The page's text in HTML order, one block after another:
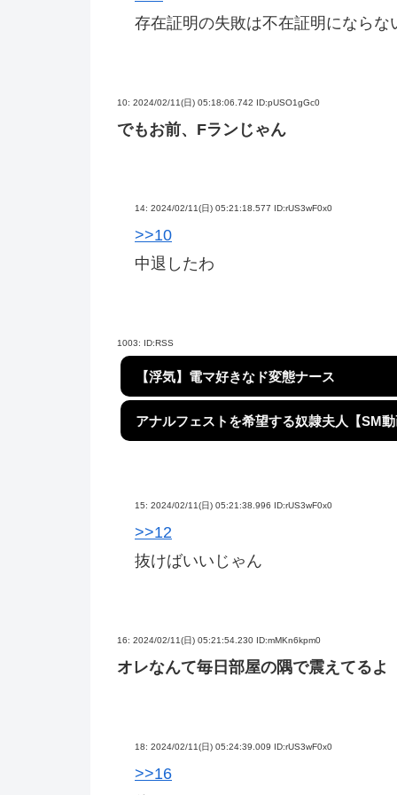
存在証明の失敗は不在証明にならな
10: 2024/02/11(日) 05:18:06.742 ID:pUSO1gGc0
でもお前、Fランじゃん
14: 2024/02/11(日) 05:21:18.577 ID:rUS3wF0x0
>>10
中退したわ
1003: ID:RSS
【浮気】電マ好きなド変態ナース
アナルフェストを希望する奴隷夫人【SM
15: 2024/02/11(日) 05:21:38.996 ID:rUS3wF0x0
>>12
抜けばいいじゃん
16: 2024/02/11(日) 05:21:54.230 ID:mMKn6kpm0
オレなんて毎日部屋の隅で震えてるよ
18: 2024/02/11(日) 05:24:39.009 ID:rUS3wF0x0
>>16